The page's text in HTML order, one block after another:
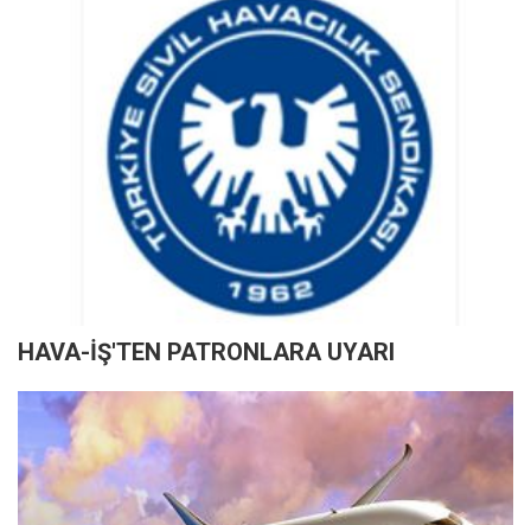
HAVA-İŞ'TEN PATRONLARA UYARI